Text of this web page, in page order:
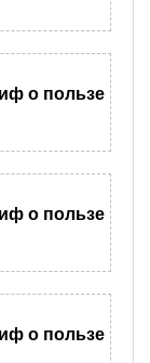
о пользе
о пользе
о пользе